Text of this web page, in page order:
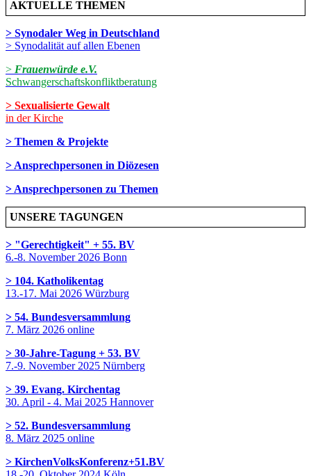
AKTUELLE THEMEN
> Synodaler Weg in Deutschland
> Synodalität auf allen Ebenen
> Frauenwürde e.V.
Schwangerschaftskonfliktberatung
> Sexualisierte Gewalt
in der Kirche
> Themen & Projekte
> Ansprechpersonen in Diözesen
> Ansprechpersonen zu Themen
UNSERE TAGUNGEN
> "Gerechtigkeit" + 55. BV
6.-8. November 2026 Bonn
> 104. Katholikentag
13.-17. Mai 2026 Würzburg
> 54. Bundesversammlung
7. März 2026 online
> 30-Jahre-Tagung + 53. BV
7.-9. November 2025 Nürnberg
> 39. Evang. Kirchentag
30. April - 4. Mai 2025 Hannover
> 52. Bundesversammlung
8. März 2025 online
> KirchenVolksKonferenz+51.BV